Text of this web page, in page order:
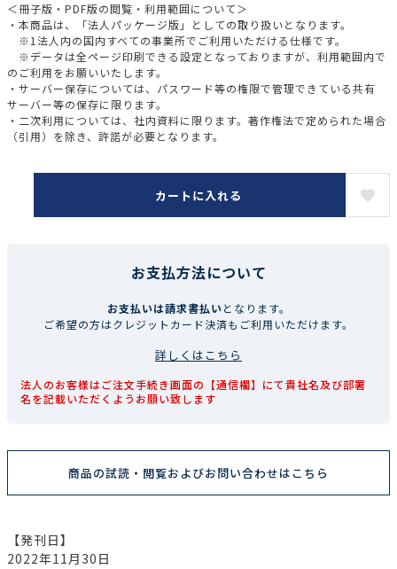
＜冊子版・PDF版の閲覧・利用範囲について＞
・本商品は、「法人パッケージ版」としての取り扱いとなります。
※1法人内の国内すべての事業所でご利用いただける仕様です。
※データは全ページ印刷できる設定となっておりますが、利用範囲内で
のご利用をお願いいたします。
・サーバー保存については、パスワード等の権限で管理できている共有
サーバー等の保存に限ります。
・二次利用については、社内資料に限ります。著作権法で定められた場合
（引用）を除き、許諾が必要となります。
カートに入れる
お支払方法について
お支払いは請求書払いとなります。
ご希望の方はクレジットカード決済もご利用いただけます。
詳しくはこちら
法人のお客様はご注文手続き画面の【通信欄】にて貴社名及び部署
名を記載いただくようお願い致します
商品の試読・閲覧およびお問い合わせはこちら
【発刊日】
2022年11月30日